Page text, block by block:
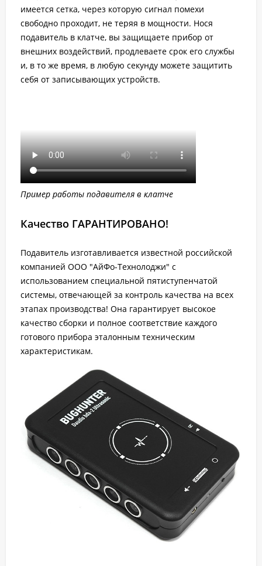
имеется сетка, через которую сигнал помехи
свободно проходит, не теряя в мощности. Нося
подавитель в клатче, вы защищаете прибор от
внешних воздействий, продлеваете срок его службы
и, в то же время, в любую секунду можете защитить
себя от записывающих устройств.
Пример работы подавителя в клатче
Качество ГАРАНТИРОВАНО!
Подавитель изготавливается известной российской
компанией ООО "АйФо-Технолоджи" с
использованием специальной пятиступенчатой
системы, отвечающей за контроль качества на всех
этапах производства! Она гарантирует высокое
качество сборки и полное соответствие каждого
готового прибора эталонным техническим
характеристикам.